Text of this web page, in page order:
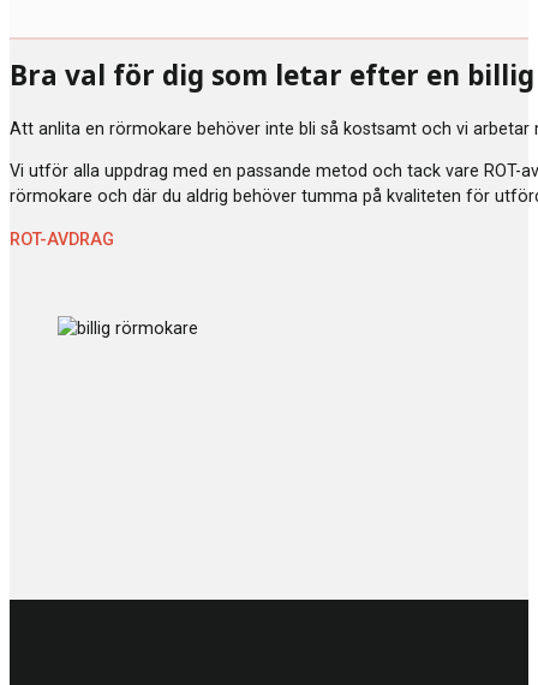
Bra val för dig som letar efter en
Att anlita en rörmokare behöver inte bli så kostsamt och vi
Vi utför alla uppdrag med en passande metod och tack vare ROT-
rörmokare och där du aldrig behöver tumma på kvaliteten för
ROT-AVDRAG